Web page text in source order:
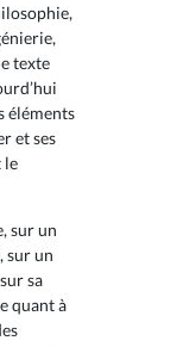
texte
éléments
et ses
le
sur un
sur un
sa
quant à